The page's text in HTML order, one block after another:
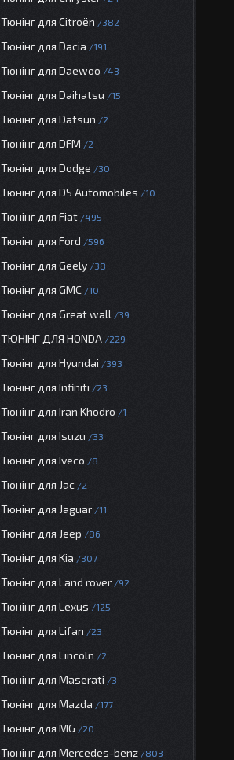
Тюнінг для Citroën 382
Тюнінг для Dacia 191
Тюнінг для Daewoo 43
Тюнінг для Daihatsu 15
Тюнінг для Datsun 2
Тюнінг для DFM 2
Тюнінг для Dodge 30
Тюнінг для DS Automobiles 10
Тюнінг для Fiat 495
Тюнінг для Ford 596
Тюнінг для Geely 38
Тюнінг для GMC 10
Тюнінг для Great wall 39
ТЮНІНГ ДЛЯ HONDA 229
Тюнінг для Hyundai 393
Тюнінг для Infiniti 23
Тюнінг для Iran Khodro 1
Тюнінг для Isuzu 33
Тюнінг для Iveco 8
Тюнінг для Jac 2
Тюнінг для Jaguar 11
Тюнінг для Jeep 86
Тюнінг для Kia 307
Тюнінг для Land rover 92
Тюнінг для Lexus 125
Тюнінг для Lifan 23
Тюнінг для Lincoln 2
Тюнінг для Maserati 3
Тюнінг для Mazda 177
Тюнінг для MG 20
Тюнінг для Mercedes-benz 803